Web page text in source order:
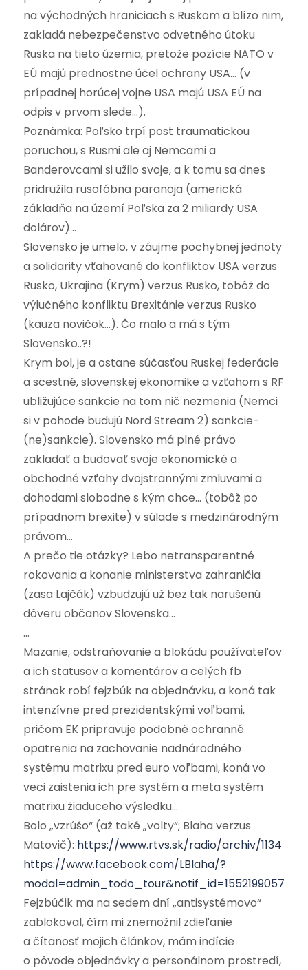
na východných hraniciach s Ruskom a blízo nim,
zakladá nebezpečenstvo odvetného útoku
Ruska na tieto územia, pretože pozície NATO v
EÚ majú prednostne účel ochrany USA… (v
prípadnej horúcej vojne USA majú USA EÚ na
odpis v prvom slede…).
Poznámka: Poľsko trpí post traumatickou
poruchou, s Rusmi ale aj Nemcami a
Banderovcami si užilo svoje, a k tomu sa dnes
pridružila rusofóbna paranoja (americká
základňa na území Poľska za 2 miliardy USA
dolárov)…
Slovensko je umelo, v záujme pochybnej jednoty
a solidarity vťahované do konfliktov USA verzus
Rusko, Ukrajina (Krym) verzus Rusko, tobôž do
výlučného konfliktu Brexitánie verzus Rusko
(kauza novičok…). Čo malo a má s tým
Slovensko..?!
Krym bol, je a ostane súčasťou Ruskej federácie
a scestné, slovenskej ekonomike a vzťahom s RF
ubližujúce sankcie na tom nič nezmenia (Nemci
si v pohode budujú Nord Stream 2) sankcie-
(ne)sankcie). Slovensko má plné právo
zakladať a budovať svoje ekonomické a
obchodné vzťahy dvojstrannými zmluvami a
dohodami slobodne s kým chce… (tobôž po
prípadnom brexite) v súlade s medzinárodným
právom…
A prečo tie otázky? Lebo netransparentné
rokovania a konanie ministerstva zahraničia
(zasa Lajčák) vzbudzujú už bez tak narušenú
dôveru občanov Slovenska…
…
Mazanie, odstraňovanie a blokádu používateľov
a ich statusov a komentárov a celých fb
stránok robí fejzbúk na objednávku, a koná tak
intenzívne pred prezidentskými voľbami,
pričom EK pripravuje podobné ochranné
opatrenia na zachovanie nadnárodného
systému matrixu pred euro voľbami, koná vo
veci zaistenia ich pre systém a meta systém
matrixu žiaduceho výsledku…
Bolo „vzrúšo“ (až také „volty“; Blaha verzus
Matovič): https://www.rtvs.sk/radio/archiv/1134
https://www.facebook.com/LBlaha/?
Fejzbúčik ma na sedem dní „antisystémovo“
zablokoval, čím mi znemožnil zdieľanie
a čítanosť mojich článkov, mám indície
o pôvode objednávky a personálnom prostredí,